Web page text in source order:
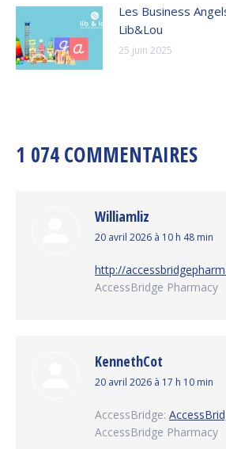
Les Business
Lib&Lou
25 juin 2025
1 074 COMMENTAIRES
Williamliz
dit
20 avril 2026 à 10 h 48 min
http://
AccessBridge Pharmacy
KennethCot
dit
20 avril 2026 à 17 h 10 min
AccessBridge:
AccessBridge Pharmacy